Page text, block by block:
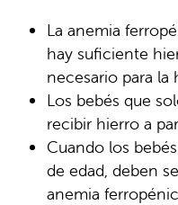
La anemia
hay suficiente
necesario para la
Los bebés que
recibir hierro a
Cuando los
de edad, deben
anemia